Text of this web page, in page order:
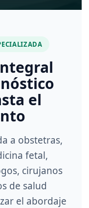
el
a obstetras,
fetal,
cirujanos
de salud
el abordaje